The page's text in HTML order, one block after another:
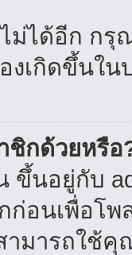
ม่ได้อีก กรุ
งเกิดขึ้นใน
ชิกด้วยหรือ
ขึ้นอยู่กับ
อนเพื่อโพ
มารถใช้คุ